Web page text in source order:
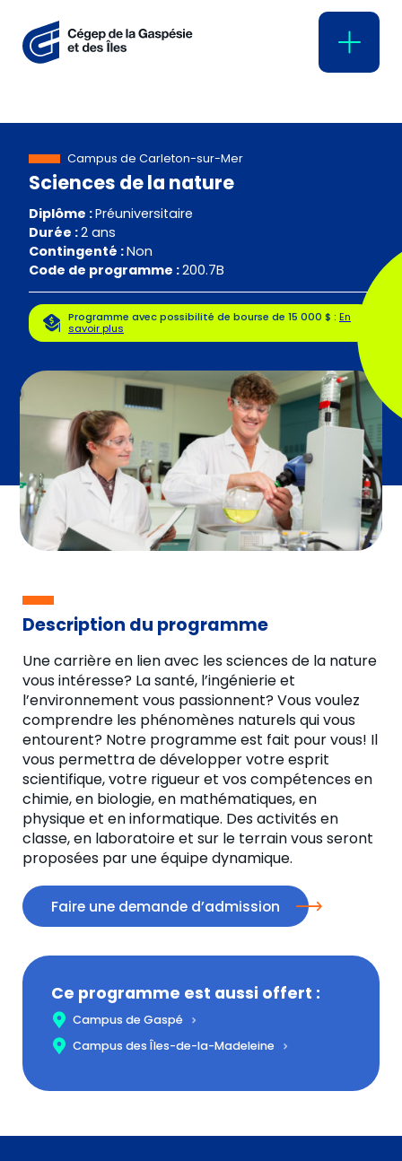
Campus de Carleton-sur-Mer
Sciences de la nature
Diplôme :Préuniversitaire
Durée :2 ans
Contingenté :Non
Code de programme :200.7B
Programme avec possibilité de bourse de 15 000 $ : En
savoir plus
Description du programme
Une carrière en lien avec les sciences de la nature
vous intéresse? La santé, l’ingénierie et
l’environnement vous passionnent? Vous voulez
comprendre les phénomènes naturels qui vous
entourent? Notre programme est fait pour vous! Il
vous permettra de développer votre esprit
scientifique, votre rigueur et vos compétences en
chimie, en biologie, en mathématiques, en
physique et en informatique. Des activités en
classe, en laboratoire et sur le terrain vous seront
proposées par une équipe dynamique.
Faire une demande d’admission
Ce programme est aussi offert :
Campus de Gaspé
Campus des Îles-de-la-Madeleine